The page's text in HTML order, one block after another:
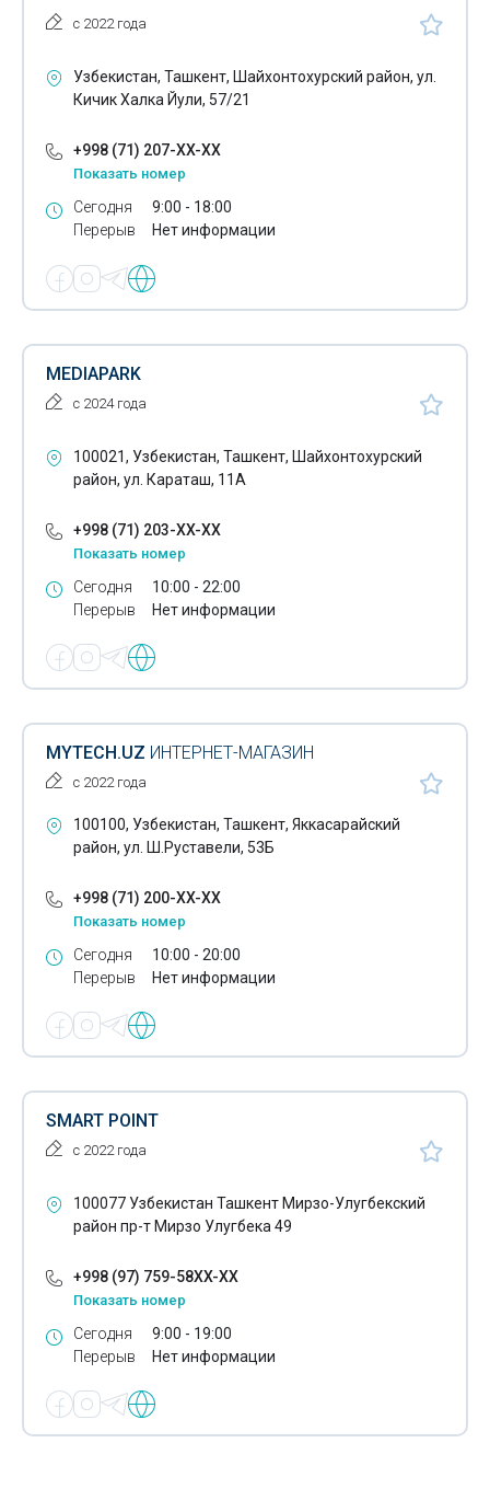
с 2022 года
Узбекистан, Ташкент, Шайхонтохурский район, ул.
Кичик Халка Йули, 57/21
+998 (71) 207-XX-XX
Показать номер
Сегодня
Перерыв
9:00 - 18:00
Нет информации
MEDIAPARK
с 2024 года
100021, Узбекистан, Ташкент, Шайхонтохурский
район, ул. Караташ, 11А
+998 (71) 203-XX-XX
Показать номер
Сегодня
Перерыв
10:00 - 22:00
Нет информации
MYTECH.UZ ИНТЕРНЕТ-МАГАЗИН
с 2022 года
100100, Узбекистан, Ташкент, Яккасарайский
район, ул. Ш.Руставели, 53Б
+998 (71) 200-XX-XX
Показать номер
Сегодня
Перерыв
10:00 - 20:00
Нет информации
SMART POINT
с 2022 года
100077 Узбекистан Ташкент Мирзо-Улугбекский
район пр-т Мирзо Улугбека 49
+998 (97) 759-58XX-XX
Показать номер
Сегодня
Перерыв
9:00 - 19:00
Нет информации